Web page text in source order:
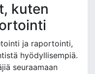
kuten
ja raportointi,
hyödyllisempiä.
seuraamaan